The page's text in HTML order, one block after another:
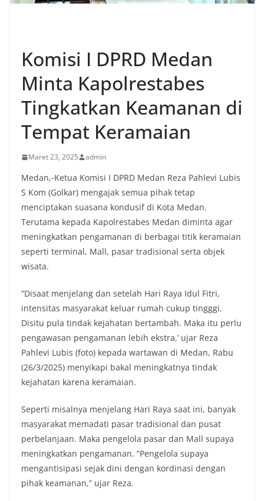
Komisi I DPRD Medan
Minta Kapolrestabes
Tingkatkan Keamanan di
Tempat Keramaian
Maret 23, 2025 admin
Medan,-Ketua Komisi I DPRD Medan Reza Pahlevi Lubis
S Kom (Golkar) mengajak semua pihak tetap
menciptakan suasana kondusif di Kota Medan.
Terutama kepada Kapolrestabes Medan diminta agar
meningkatkan pengamanan di berbagai titik keramaian
seperti terminal, Mall, pasar tradisional serta objek
wisata.
“Disaat menjelang dan setelah Hari Raya Idul Fitri,
intensitas masyarakat keluar rumah cukup tingggi.
Disitu pula tindak kejahatan bertambah. Maka itu perlu
pengawasan pengamanan lebih ekstra,’ ujar Reza
Pahlevi Lubis (foto) kepada wartawan di Medan, Rabu
(26/3/2025) menyikapi bakal meningkatnya tindak
kejahatan karena keramaian.
Seperti misalnya menjelang Hari Raya saat ini, banyak
masyarakat memadati pasar tradisional dan pusat
perbelanjaan. Maka pengelola pasar dan Mall supaya
meningkatkan pengamanan. “Pengelola supaya
mengantisipasi sejak dini dengan kordinasi dengan
pihak keamanan,” ujar Reza.